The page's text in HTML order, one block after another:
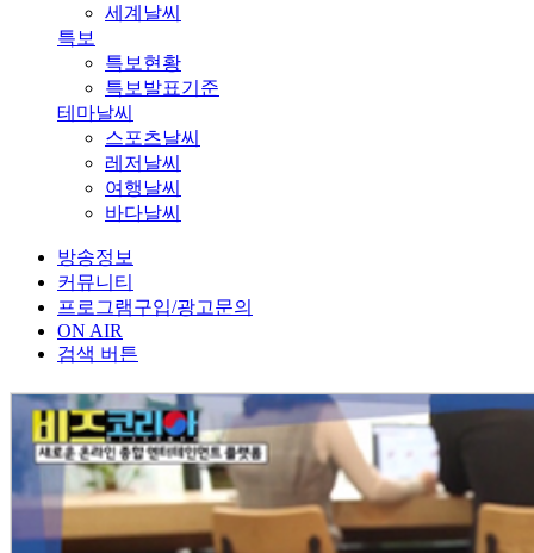
세계날씨
특보
특보현황
특보발표기준
테마날씨
스포츠날씨
레저날씨
여행날씨
바다날씨
방송정보
커뮤니티
프로그램구입/광고문의
ON AIR
검색 버튼